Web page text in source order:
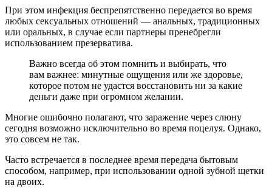
При этом инфекция беспрепятственно передается во время
любых сексуальных отношений — анальных, традиционных
или оральных, в случае если партнеры пренебрегли
использованием презерватива.
Важно всегда об этом помнить и выбирать, что
вам важнее: минутные ощущения или же здоровье,
которое потом не удастся восстановить ни за какие
деньги даже при огромном желании.
Многие ошибочно полагают, что заражение через слюну
сегодня возможно исключительно во время поцелуя. Однако,
это совсем не так.
Часто встречается в последнее время передача бытовым
способом, например, при использовании одной зубной щетки
на двоих.